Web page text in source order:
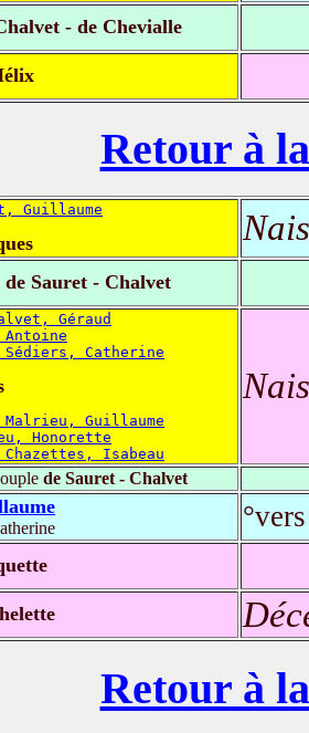
- de Chevialle
Retour à
Guillaume
de Sauret - Chalvet
Géraud
Sédiers, Catherine
Malrieu, Guillaume
Honorette
Chazettes, Isabeau
de Sauret - Chalvet
Retour à